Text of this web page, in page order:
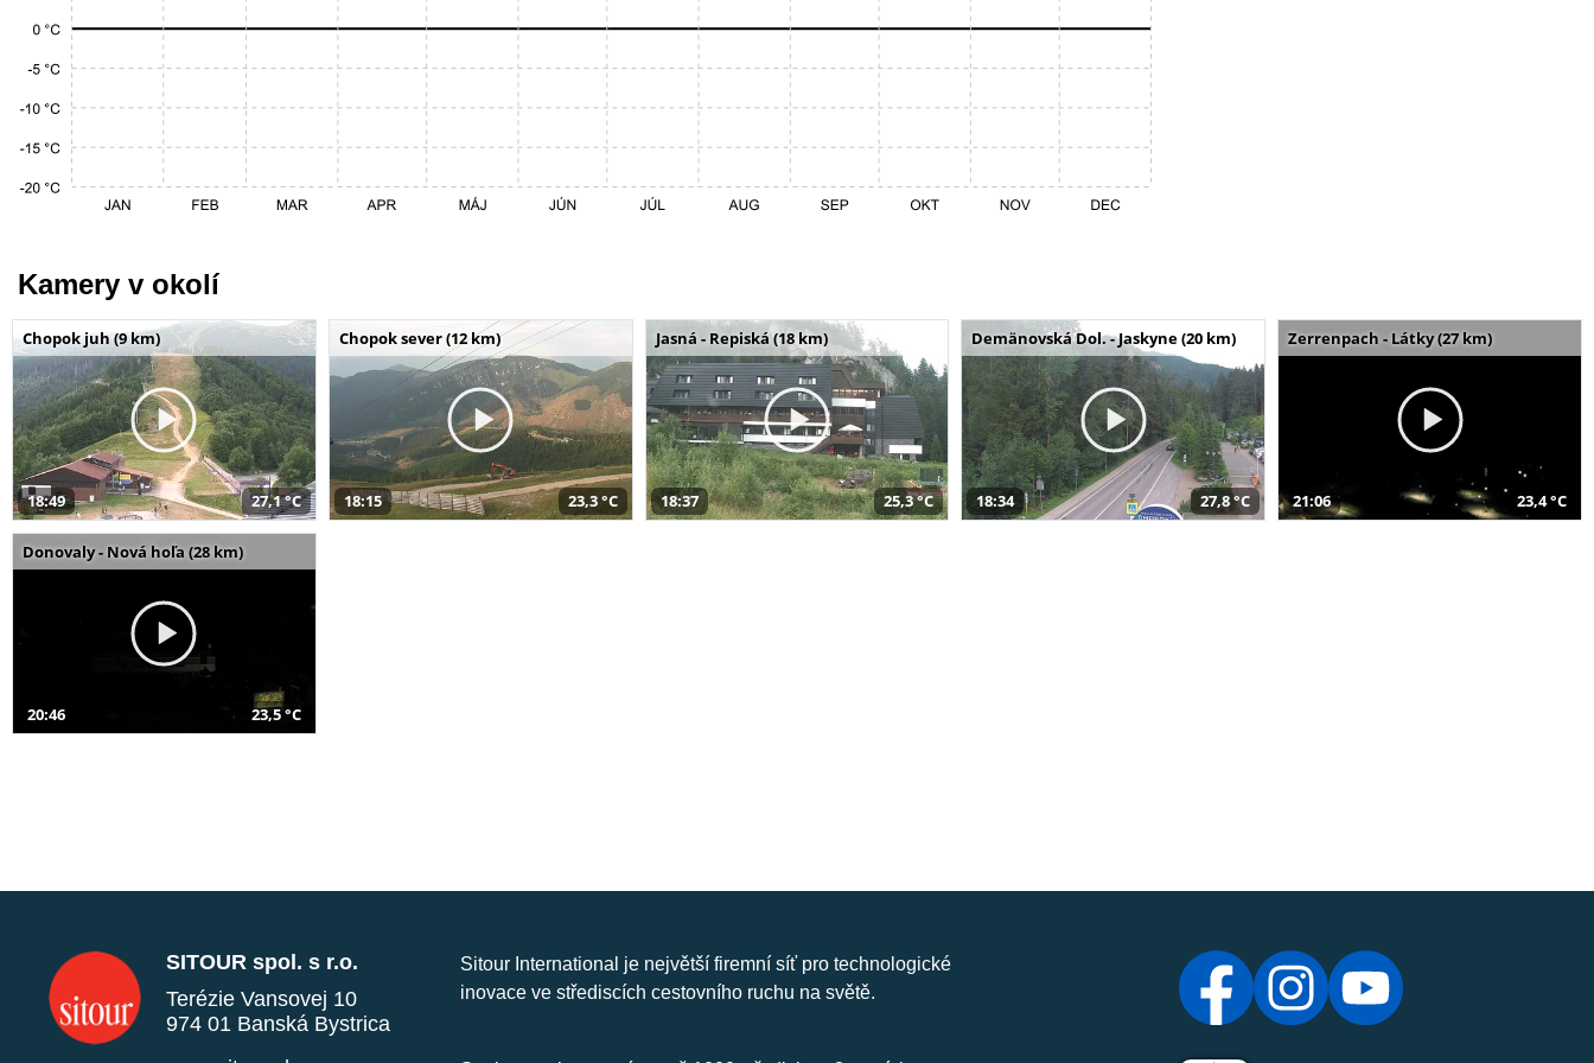
Kamery v okolí
Chopok juh (9 km)
18:49 27,1 °C
Chopok sever (12 km)
18:15 23,3 °C
Jasná - Repiská (18 km)
18:37 25,3 °C
Demänovská Dol. - Jaskyne (20 km)
18:34 27,8 °C
Zerrenpach - Látky (27 km)
21:06 23,4 °C
Donovaly - Nová hoľa (28 km)
20:46 23,5 °C
SITOUR spol. s r.o.
Terézie Vansovej 10
974 01 Banská Bystrica
Sitour International je největší firemní síť pro technologické
inovace ve střediscích cestovního ruchu na světě.